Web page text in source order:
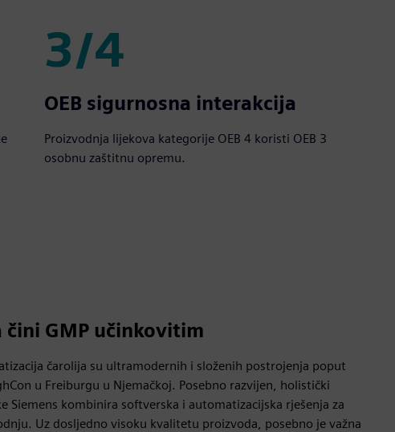
3/4
3/4
OEB sigurnosna interakcija
Proizvodnja lijekova kategorije OEB 4 koristi OEB 3
osobnu zaštitnu opremu.
GMP učinkovitim
čarolija su ultramodernih i složenih postrojenja poput
u Freiburgu u Njemačkoj. Posebno razvijen, holistički
kombinira softverska i automatizacijska rješenja za
Uz dosljedno visoku kvalitetu proizvoda, posebno je važna